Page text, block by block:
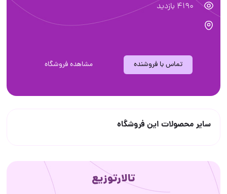
4190 بازدید
تماس با فروشنده مشاهده فروشگاه
سایر محصولات این فروشگاه
تالارتوزیع